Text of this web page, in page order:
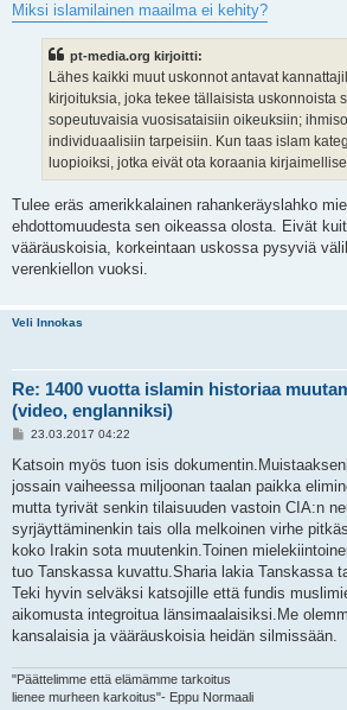
Miksi islamilainen maailma ei kehity?
pt-media.org kirjoitti:
Lähes kaikki muut uskonnot antavat
kirjoituksia, joka tekee tällaisista uskonnoista
sopeutuvaisia vuosisataisiin oikeuksiin;
individuaalisiin tarpeisiin. Kun taas islam
luopioiksi, jotka eivät ota koraania
Tulee eräs amerikkalainen rahankeräyslahko
ehdottomuudesta sen oikeassa olosta. Eivät
vääräuskoisia, korkeintaan uskossa pysyviä
verenkiellon vuoksi.
Veli Innokas
Re: 1400 vuotta islamin historiaa
(video, englanniksi)
V
e
t
i
23.03.2017 04:22
Katsoin myös tuon isis
jossain vaiheessa miljoonan taalan paikka
mutta tyrivät senkin tilaisuuden vastoin CIA:n
syrjäyttäminenkin tais olla melkoinen virhe
koko Irakin sota muutenkin.Toinen
tuo Tanskassa kuvattu.Sharia lakia Tanskassa
Teki hyvin selväksi katsojille että fundis
aikomusta integroitua länsimaalaisiksi.Me
kansalaisia ja vääräuskoisia heidän silmissään.
"Päättelimme että elämämme tarkoitus
lienee murheen karkoitus"- Eppu Normaali